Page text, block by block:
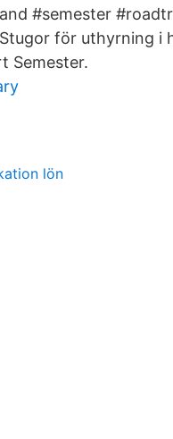
#semester
för uthyrning i
Semester.
lön